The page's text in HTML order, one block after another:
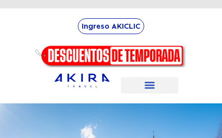
Ingreso AKICLIC